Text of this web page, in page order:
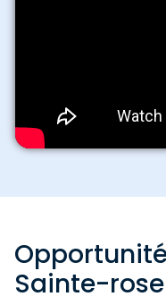
Sainte-rose